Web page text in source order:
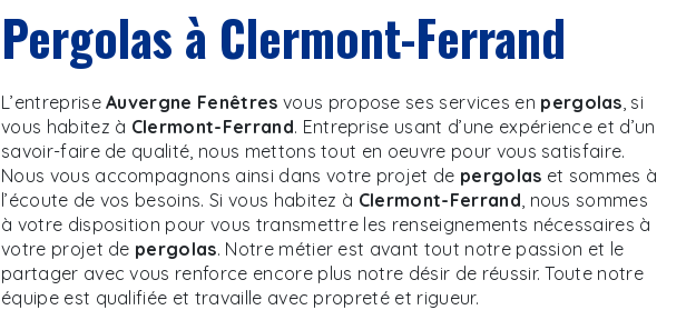
pergolas à Clermont-Ferrand
L’entrepriseAuvergne Fenêtres vous propose ses services en pergolas , si
vous habitez à Clermont-Ferrand. Entreprise usant d’une expérience et d’un
savoir-faire de qualité, nous mettons tout en oeuvre pour vous satisfaire.
Nous vous accompagnons ainsi dans votre projet de pergolas et sommes à
l’écoute de vos besoins. Si vous habitez à Clermont-Ferrand , nous sommes
à votre disposition pour vous transmettre les renseignements nécessaires à
votre projet de pergolas. Notre métier est avant tout notre passion et le
partager avec vous renforce encore plus notre désir de réussir. Toute notre
équipe est qualifiée et travaille avec propreté et rigueur.